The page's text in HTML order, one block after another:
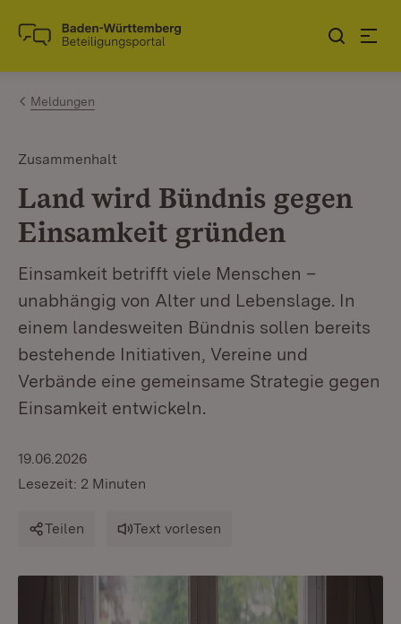
Zum Inhalt springen
Link zur Startseite
Meldungen
Zusammenhalt
Land wird Bündnis gegen
Einsamkeit gründen
Einsamkeit betrifft viele Menschen –
unabhängig von Alter und Lebenslage. In
einem landesweiten Bündnis sollen bereits
bestehende Initiativen, Vereine und
Verbände eine gemeinsame Strategie gegen
Einsamkeit entwickeln.
19.06.2026
Lesezeit: 2 Minuten
Teilen Text vorlesen